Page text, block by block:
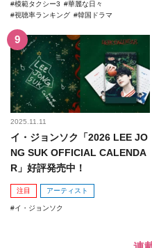
模範タクシー3
華麗な日々
視聴率ランキング
韓国ドラマ
2025.11.11
イ・ジョンソク「2026 LEE JO
NG SUK OFFICIAL CALENDA
R」好評発売中！
注目 アーティスト
イ・ジョンソク